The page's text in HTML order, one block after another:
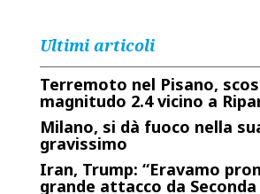
Ultimi articoli
Terremoto nel Pisano,
magnitudo 2.4 vicino a
Milano, si dà fuoco nella
gravissimo
Iran, Trump: “Eravamo
grande attacco da